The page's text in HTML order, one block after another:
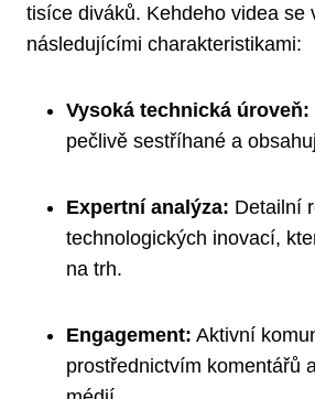
tisíce diváků. Kehdeho videa se
následujícími charakteristikami:
Vysoká technická úroveň:
pečlivě sestříhané a
Expertní analýza: Detailní
technologických inovací,
na trh.
Engagement: Aktivní
prostřednictvím komentářů